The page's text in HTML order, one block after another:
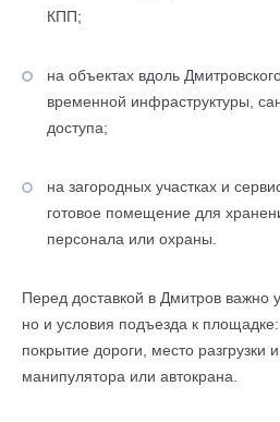
КПП;
на объектах вдоль
временной инфраструктуры,
доступа;
на загородных участках и
готовое помещение для
персонала или охраны.
Перед доставкой в Дмитров важно
но и условия подъезда к
покрытие дороги, место разгрузки
манипулятора или автокрана.